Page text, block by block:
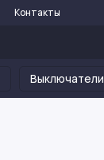
Контакты
Выключатели